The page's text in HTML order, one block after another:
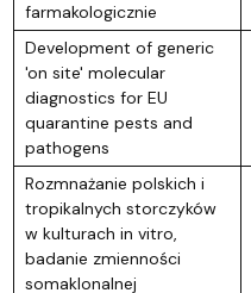
farmakologicznie
Development of generic
'on site' molecular
diagnostics for EU
quarantine pests and
pathogens
Rozmnażanie polskich i
tropikalnych storczyków
w kulturach in vitro,
badanie zmienności
somaklonalnej